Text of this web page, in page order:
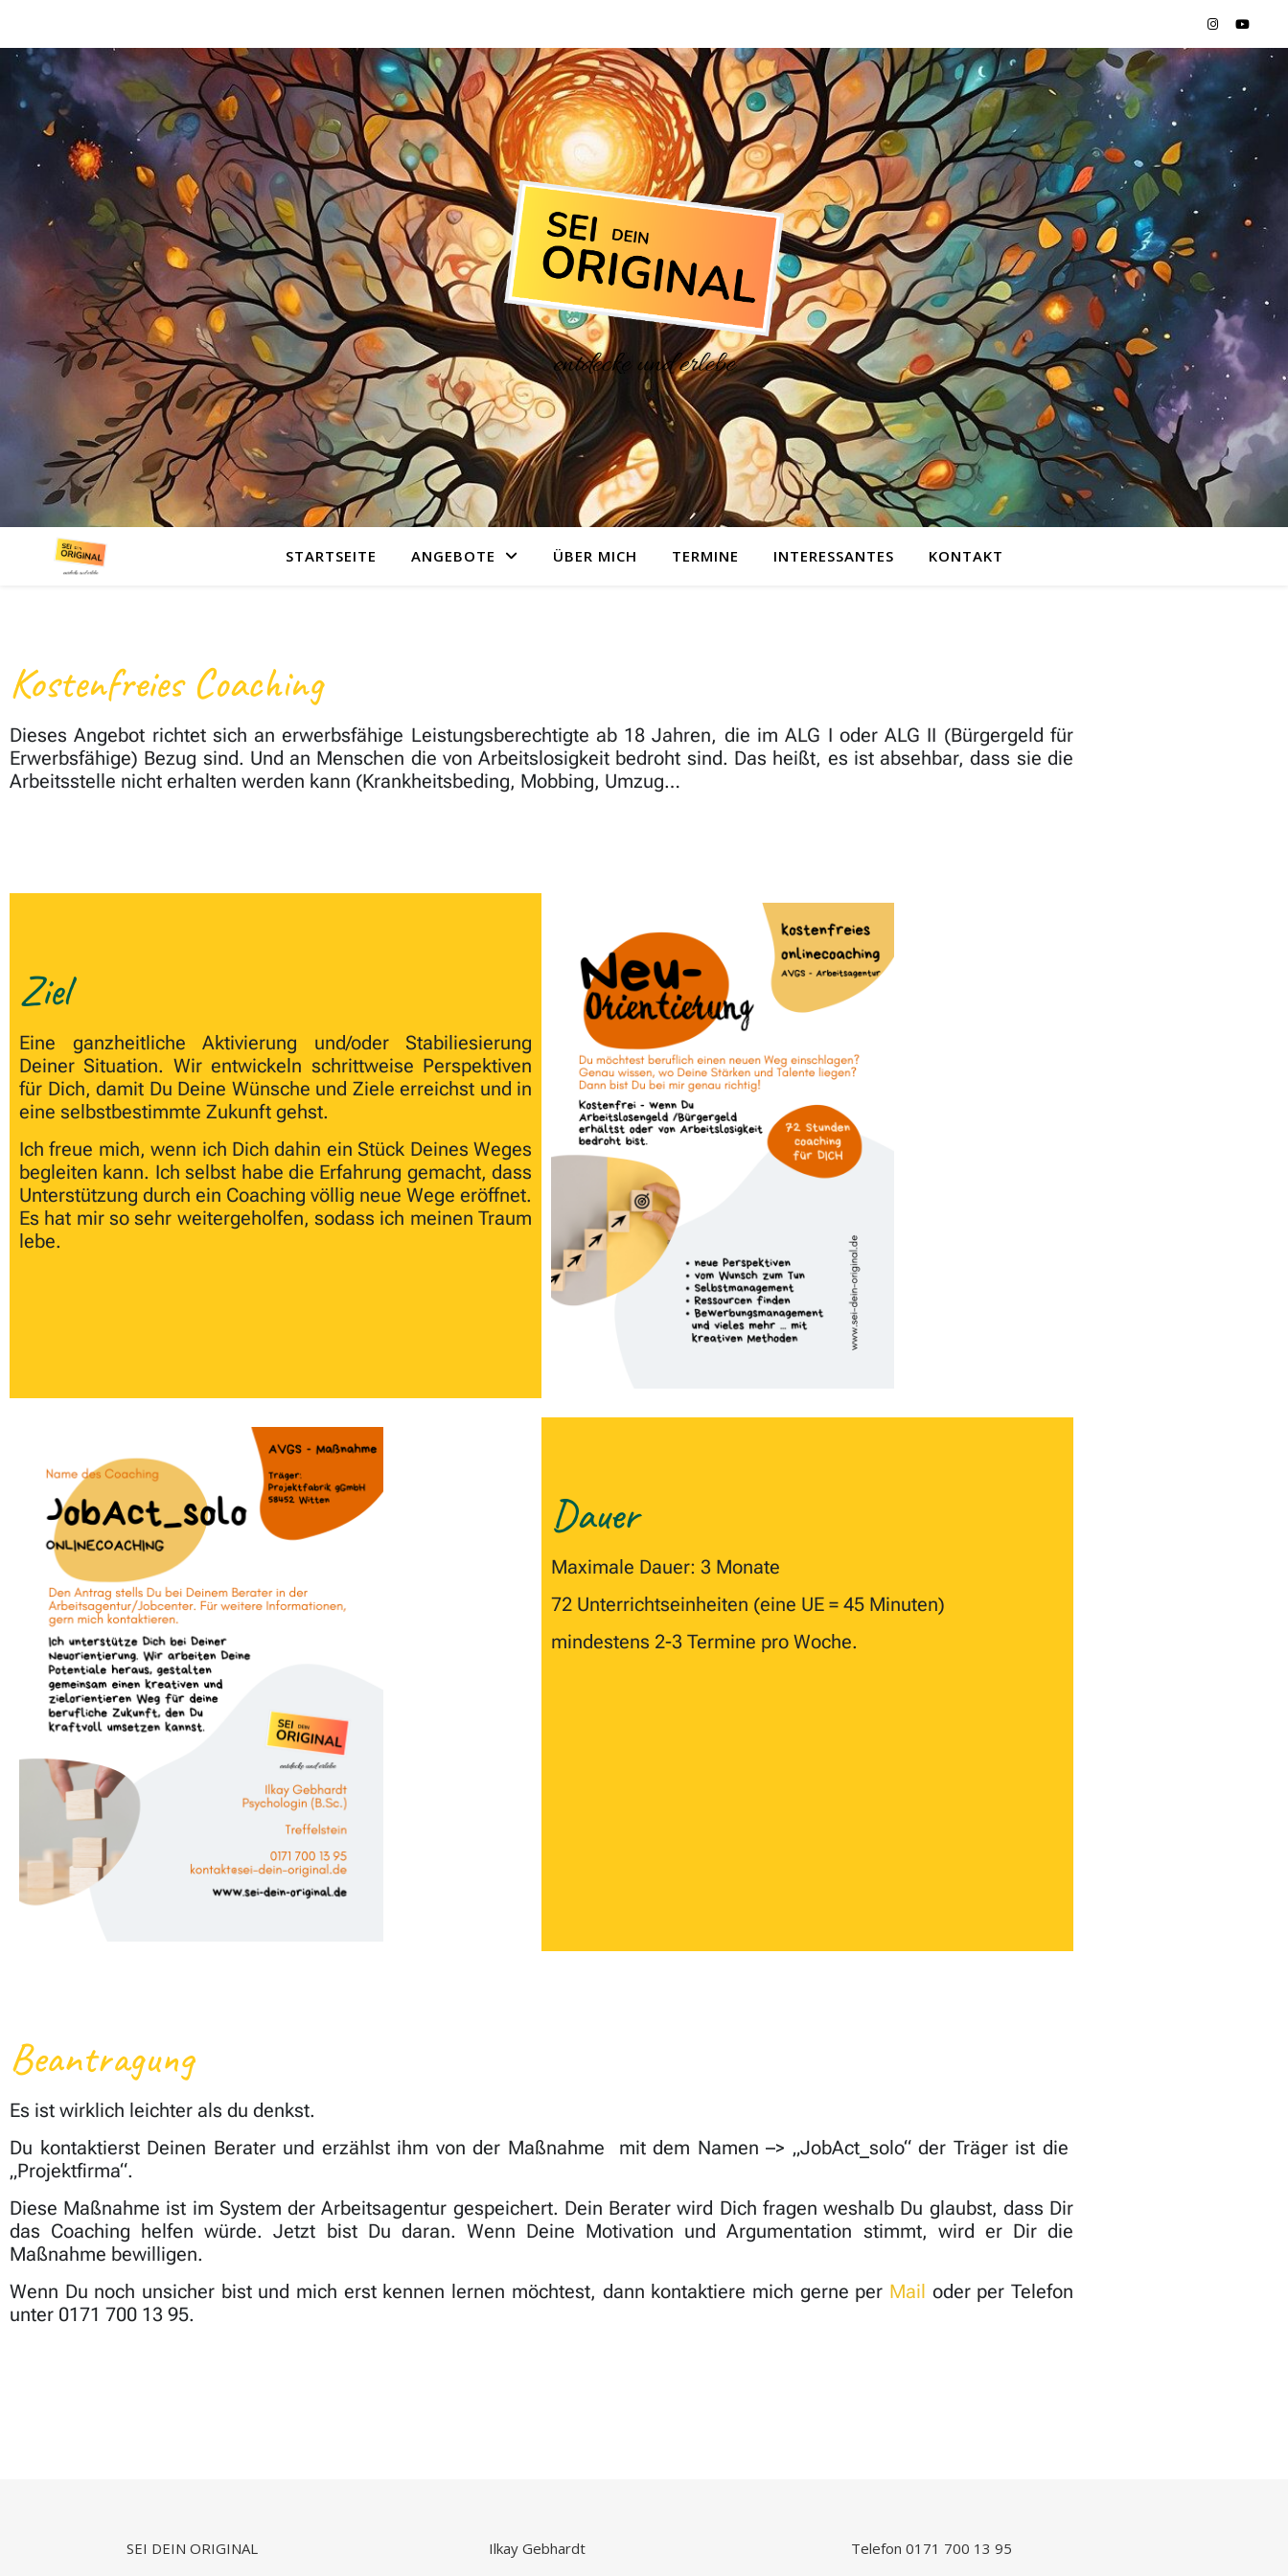
STARTSEITE ANGEBOTE ÜBER MICH TERMINE INTERESSANTES KONTAKT
Kostenfreies Coaching
Dieses Angebot richtet sich an erwerbsfähige Leistungsberechtigte ab 18 Jahren, die im ALG I oder ALG II (Bürgergeld für
Erwerbsfähige) Bezug sind. Und an Menschen die von Arbeitslosigkeit bedroht sind. Das heißt, es ist absehbar, dass sie die
Arbeitsstelle nicht erhalten werden kann (Krankheitsbeding, Mobbing, Umzug…
Ziel
Eine ganzheitliche Aktivierung und/oder Stabiliesierung
Deiner Situation. Wir entwickeln schrittweise Perspektiven
für Dich, damit Du Deine Wünsche und Ziele erreichst und in
eine selbstbestimmte Zukunft gehst.
Ich freue mich, wenn ich Dich dahin ein Stück Deines Weges
begleiten kann. Ich selbst habe die Erfahrung gemacht, dass
Unterstützung durch ein Coaching völlig neue Wege eröffnet.
Es hat mir so sehr weitergeholfen, sodass ich meinen Traum
lebe.
Dauer
Maximale Dauer: 3 Monate
72 Unterrichtseinheiten (eine UE = 45 Minuten)
mindestens 2-3 Termine pro Woche.
Beantragung
Es ist wirklich leichter als du denkst.
Du kontaktierst Deinen Berater und erzählst ihm von der Maßnahme mit dem Namen –> „JobAct_solo“ der Träger ist die
„Projektfirma“.
Diese Maßnahme ist im System der Arbeitsagentur gespeichert. Dein Berater wird Dich fragen weshalb Du glaubst, dass Dir
das Coaching helfen würde. Jetzt bist Du daran. Wenn Deine Motivation und Argumentation stimmt, wird er Dir die
Maßnahme bewilligen.
Wenn Du noch unsicher bist und mich erst kennen lernen möchtest, dann kontaktiere mich gerne per Mail oder per Telefon
unter 0171 700 13 95.
SEI DEIN ORIGINAL
Ilkay Gebhardt
Telefon 0171 700 13 95